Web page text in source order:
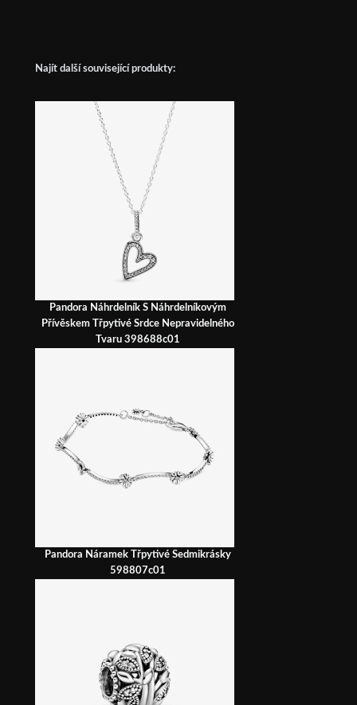
Najít další související produkty:
Pandora Náhrdelník S Náhrdelníkovým
Přívěskem Třpytivé Srdce Nepravidelného
Tvaru 398688c01
Pandora Náramek Třpytivé Sedmikrásky
598807c01